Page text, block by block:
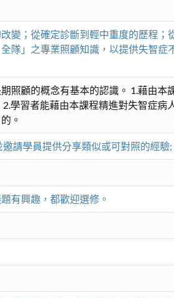
變；從確定診斷到輕中重度的歷程
隊」之專業照顧知識，以提供失智
照顧的概念有基本的認識。 1.藉由
學習者能藉由本課程精進對失智症
。
請學員提供分享類似或可對照的經驗;
有興趣，都歡迎選修。